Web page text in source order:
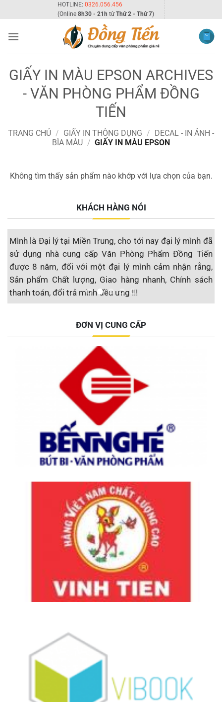
qua
dung
HOTLINE: 0326.056.456
(Online 8h30 - 21h từThứ 2 - Thứ 7)
GIẤY IN MÀU EPSON ARCHIVES
- VĂN PHÒNG PHẨM ĐỒNG
TIẾN
TRANG CHỦ / GIẤY IN THÔNG DỤNG /
DECAL - IN ẢNH -
BÌA MÀU / GIẤY IN MÀU EPSON
Không tìm thấy sản phẩm nào khớp với lựa chọn của bạn.
KHÁCH HÀNG NÓI
Mình là Đại lý tại Miền Trung, cho tới nay đại lý mình đã
sử dụng nhà cung cấp Văn Phòng Phẩm Đồng Tiến
được 8 năm, đối với một đại lý mình cảm nhận rằng,
Sản phẩm Chất lượng, Giao hàng nhanh, Chính sách
thanh toán, đổi trả mình đều ưng !!!
ĐƠN VỊ CUNG CẤP